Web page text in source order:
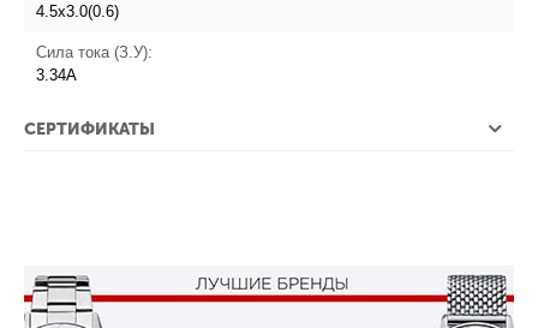
4.5х3.0(0.6)
Сила тока (З.У):
3.34A
СЕРТИФИКАТЫ